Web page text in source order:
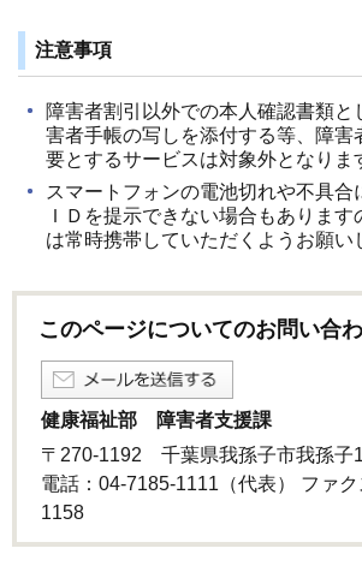
注意事項
障害者割引以外での本人確認書類と
害者手帳の写しを添付する等、障害
要とするサービスは対象外となりま
スマートフォンの電池切れや不具合
ＩＤを提示できない場合もありま
は常時携帯していただくようお願い
このページについてのお問い合
健康福祉部 障害者支援課
〒270-1192 千葉県我孫子市我孫子
電話：04-7185-1111（代表） ファ
1158